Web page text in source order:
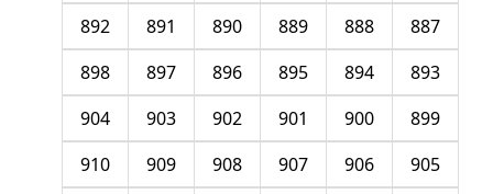
887
888
889
890
891
892
893
894
895
896
897
898
899
900
901
902
903
904
905
906
907
908
909
910